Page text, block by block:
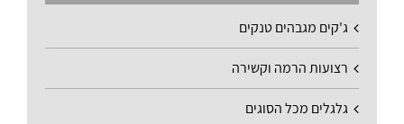
ג'קים מגבהים טנקים
רצועות הרמה וקשירה
גלגלים מכל הסוגים